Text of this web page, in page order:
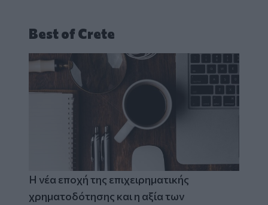
Best of Crete
Η νέα εποχή της επιχειρηματικής
χρηματοδότησης και η αξία των